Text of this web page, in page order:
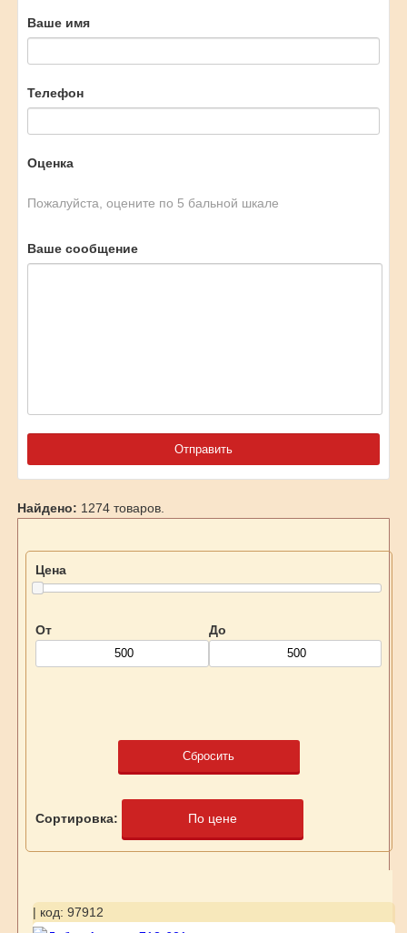
Ваше имя
Телефон
Оценка
Пожалуйста, оцените по 5 бальной шкале
Ваше сообщение
Найдено: 1274 товаров.
Цена
От До
Сбросить
Сортировка: По цене
| код: 97912